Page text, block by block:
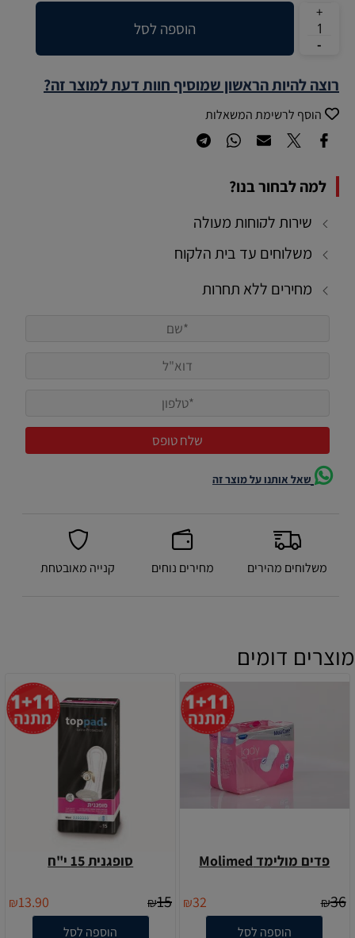
הוספה לסל
רוצה להיות הראשון שמוסיף חוות דעת למוצר זה?
הוסף לרשימת המשאלות
למה לבחור בנו?
שירות לקוחות מעולה
משלוחים עד בית הלקוח
מחירים ללא תחרות
שאל אותנו על מוצר זה
משלוחים מהירים מחירים נוחים קנייה מאובטחת
מוצרים דומים
פדים מולימד Molimed
₪36
₪32
הוספה לסל
סופגנית 15 י"ח
₪15
₪13.90
הוספה לסל